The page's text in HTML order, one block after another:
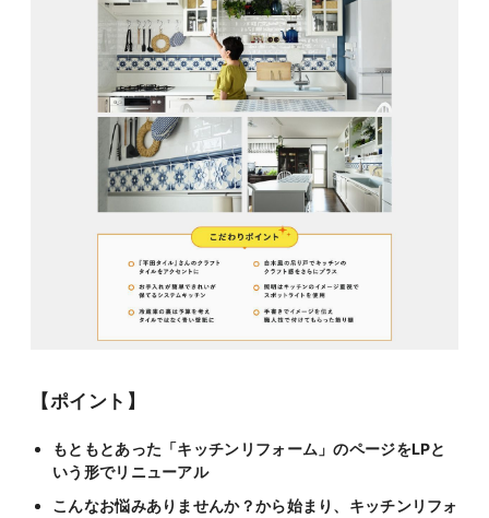
【ポイント】
もともとあった「キッチンリフォーム」のページをLPと
いう形でリニューアル
こんなお悩みありませんか？から始まり、キッチンリフォ